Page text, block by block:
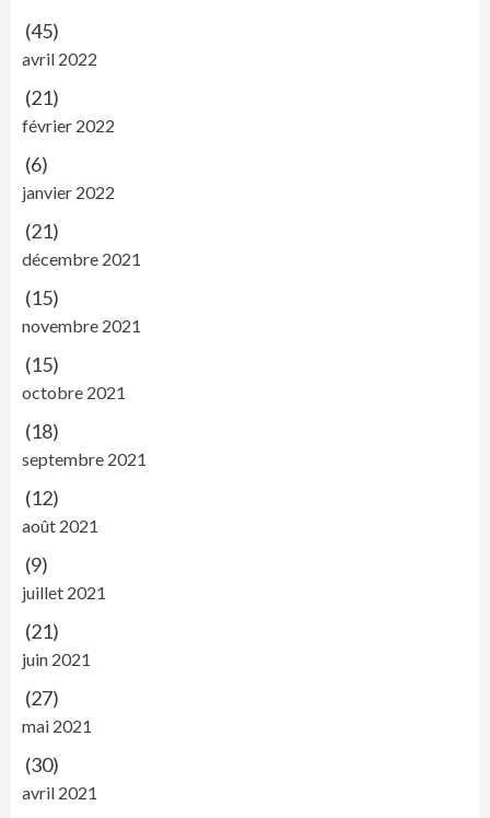
(45)
avril 2022
(21)
février 2022
(6)
janvier 2022
(21)
décembre 2021
(15)
novembre 2021
(15)
octobre 2021
(18)
septembre 2021
(12)
août 2021
(9)
juillet 2021
(21)
juin 2021
(27)
mai 2021
(30)
avril 2021